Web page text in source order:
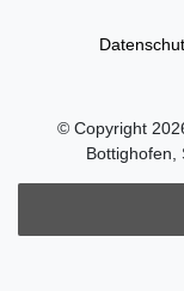
© Copyright
Bottighofen,